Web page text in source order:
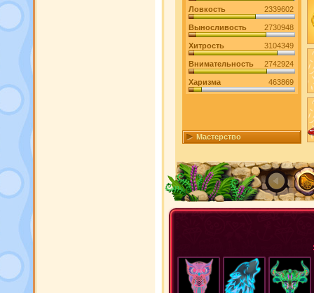
Ловкость 2339602
Выносливость 2730948
Хитрость 3104349
Внимательность 2742924
Харизма 463869
Мастерство